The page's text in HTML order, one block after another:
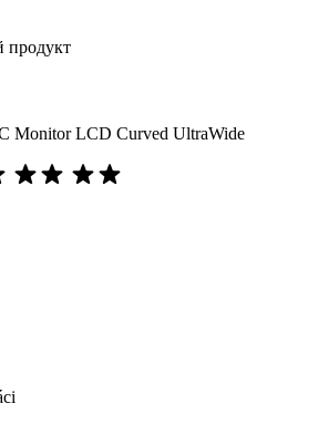
продукт
Monitor LCD Curved UltraWide